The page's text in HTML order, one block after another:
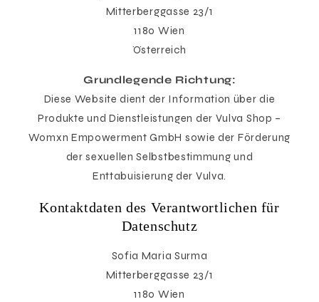
Mitterberggasse 23/1
1180 Wien
Österreich
Grundlegende Richtung:
Diese Website dient der Information über die
Produkte und Dienstleistungen der Vulva Shop –
Womxn Empowerment GmbH sowie der Förderung
der sexuellen Selbstbestimmung und
Enttabuisierung der Vulva.
Kontaktdaten des Verantwortlichen für
Datenschutz
Sofia Maria Surma
Mitterberggasse 23/1
1180 Wien